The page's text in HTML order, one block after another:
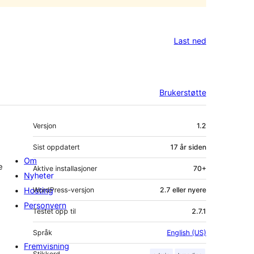
Last ned
Brukerstøtte
Meta
Versjon 1.2
Sist oppdatert 17 år siden
Aktive installasjoner 70+
WordPress-versjon 2.7 eller nyere
Testet opp til 2.7.1
Språk English (US)
Om
Nyheter
Hosting
Personvern
Fremvisning